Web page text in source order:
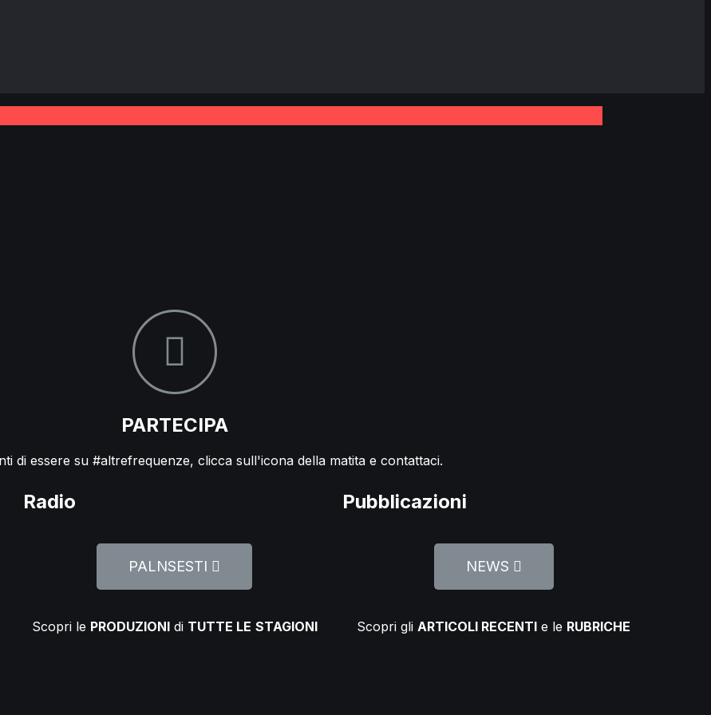
PARTECIPA
di essere su #altrefrequenze, clicca sull'icona della matita e contattaci.
Radio
PALNSESTI
Scopri le PRODUZIONIdi TUTTE LE STAGIONI
Pubblicazioni
NEWS
Scopri gli ARTICOLI RECENTI e le RUBRICHE